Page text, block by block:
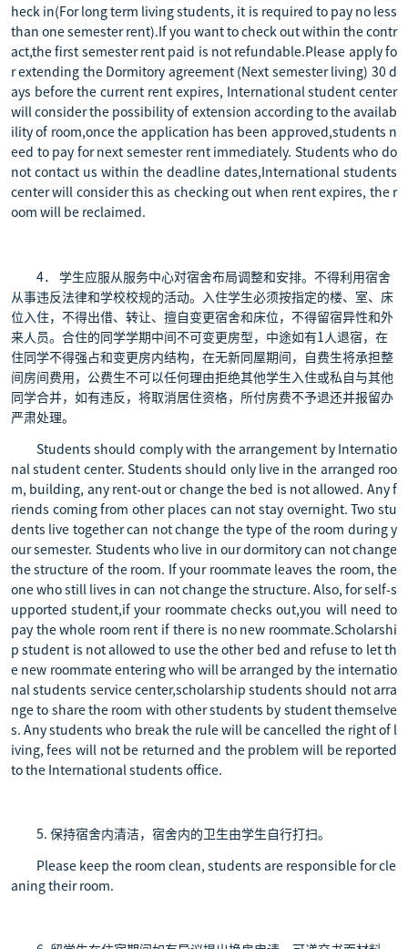
heck in(For long term living students, it is required to pay no less
than one semester rent).If you want to check out within the contr
act,the first semester rent paid is not refundable.Please apply fo
r extending the Dormitory agreement (Next semester living) 30 d
ays before the current rent expires, International student center
will consider the possibility of extension according to the availab
ility of room,once the application has been approved,students n
eed to pay for next semester rent immediately. Students who do
not contact us within the deadline dates,International students
center will consider this as checking out when rent expires, the r
oom will be reclaimed.
4． 学生应服从服务中心对宿舍布局调整和安排。不得利用宿舍
从事违反法律和学校校规的活动。入住学生必须按指定的楼、室、床
位入住，不得出借、转让、擅自变更宿舍和床位，不得留宿异性和外
来人员。合住的同学学期中间不可变更房型，中途如有1人退宿，在
住同学不得强占和变更房内结构，在无新同屋期间，自费生将承担整
间房间费用，公费生不可以任何理由拒绝其他学生入住或私自与其他
同学合并，如有违反，将取消居住资格，所付房费不予退还并报留办
严肃处理。
Students should comply with the arrangement by Internatio
nal student center. Students should only live in the arranged roo
m, building, any rent-out or change the bed is not allowed. Any f
riends coming from other places can not stay overnight. Two stu
dents live together can not change the type of the room during y
our semester. Students who live in our dormitory can not change
the structure of the room. If your roommate leaves the room, the
one who still lives in can not change the structure. Also, for self-s
upported student,if your roommate checks out,you will need to
pay the whole room rent if there is no new roommate.Scholarshi
p student is not allowed to use the other bed and refuse to let th
e new roommate entering who will be arranged by the internatio
nal students service center,scholarship students should not arra
nge to share the room with other students by student themselve
s. Any students who break the rule will be cancelled the right of l
iving, fees will not be returned and the problem will be reported
to the International students office.
5. 保持宿舍内清洁，宿舍内的卫生由学生自行打扫。
Please keep the room clean, students are responsible for cle
aning their room.